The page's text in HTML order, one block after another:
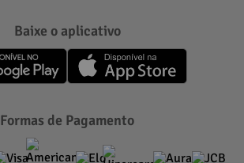
Baixe o aplicativo
Formas de Pagamento